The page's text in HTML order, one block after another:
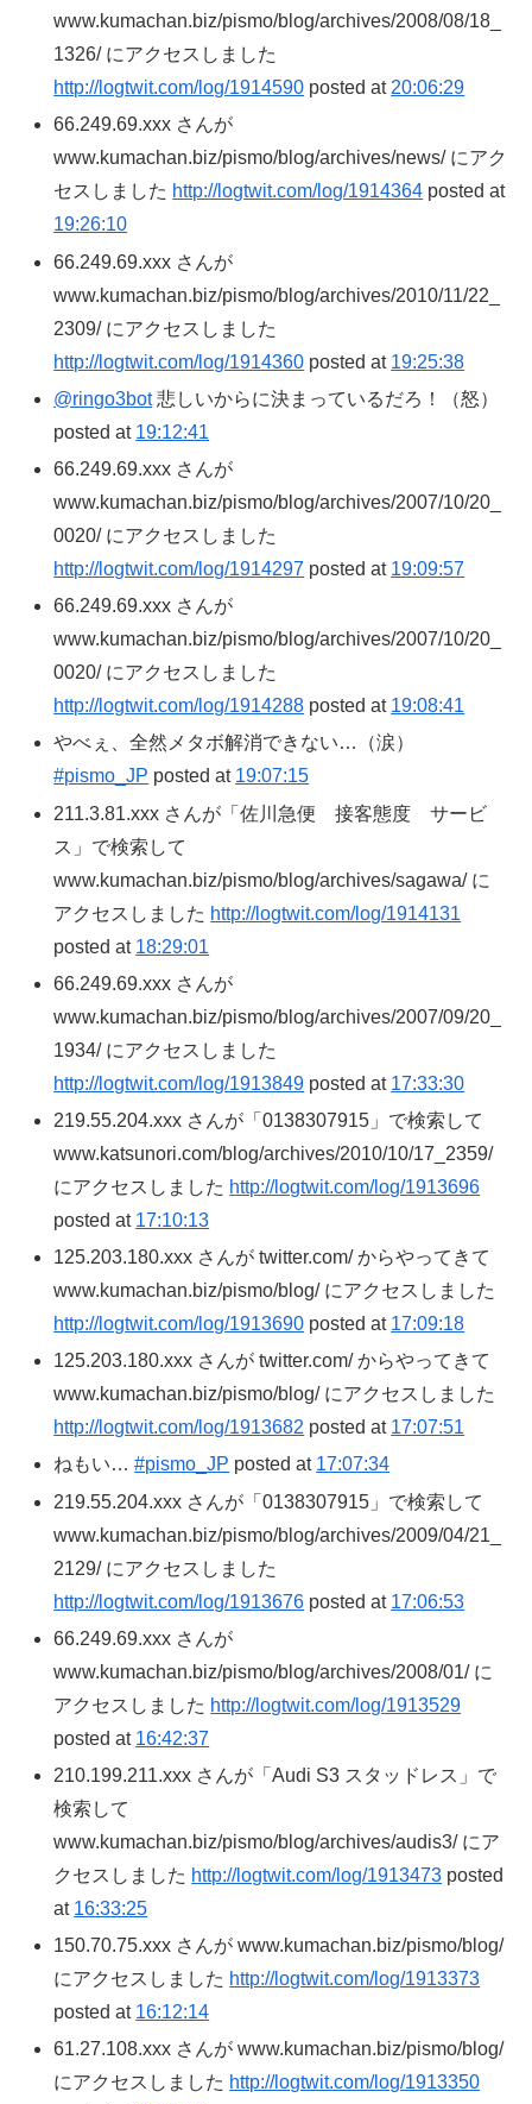
www.kumachan.biz/pismo/blog/archives/2008/08/18_
1326/ にアクセスしました
http://logtwit.com/log/1914590 posted at 20:06:29
66.249.69.xxx さんが
www.kumachan.biz/pismo/blog/archives/news/ にアク
セスしました http://logtwit.com/log/1914364 posted at
19:26:10
66.249.69.xxx さんが
www.kumachan.biz/pismo/blog/archives/2010/11/22_
2309/ にアクセスしました
http://logtwit.com/log/1914360 posted at 19:25:38
@ringo3bot悲しいからに決まっているだろ！（怒）
posted at 19:12:41
66.249.69.xxx さんが
www.kumachan.biz/pismo/blog/archives/2007/10/20_
0020/ にアクセスしました
http://logtwit.com/log/1914297 posted at 19:09:57
66.249.69.xxx さんが
www.kumachan.biz/pismo/blog/archives/2007/10/20_
0020/ にアクセスしました
http://logtwit.com/log/1914288 posted at 19:08:41
やべぇ、全然メタボ解消できない…（涙）
#pismo_JP posted at 19:07:15
211.3.81.xxx さんが「佐川急便 接客態度 サービ
ス」で検索して
www.kumachan.biz/pismo/blog/archives/sagawa/ に
アクセスしました http://logtwit.com/log/1914131
posted at 18:29:01
66.249.69.xxx さんが
www.kumachan.biz/pismo/blog/archives/2007/09/20_
1934/ にアクセスしました
http://logtwit.com/log/1913849 posted at 17:33:30
219.55.204.xxx さんが「0138307915」で検索して
www.katsunori.com/blog/archives/2010/10/17_2359/
にアクセスしました http://logtwit.com/log/1913696
posted at 17:10:13
125.203.180.xxx さんが twitter.com/ からやってきて
www.kumachan.biz/pismo/blog/ にアクセスしました
http://logtwit.com/log/1913690 posted at 17:09:18
125.203.180.xxx さんが twitter.com/ からやってきて
www.kumachan.biz/pismo/blog/ にアクセスしました
http://logtwit.com/log/1913682 posted at 17:07:51
ねもい…#pismo_JP posted at 17:07:34
219.55.204.xxx さんが「0138307915」で検索して
www.kumachan.biz/pismo/blog/archives/2009/04/21_
2129/ にアクセスしました
http://logtwit.com/log/1913676 posted at 17:06:53
66.249.69.xxx さんが
www.kumachan.biz/pismo/blog/archives/2008/01/ に
アクセスしました http://logtwit.com/log/1913529
posted at 16:42:37
210.199.211.xxx さんが「Audi S3 スタッドレス」で
検索して
www.kumachan.biz/pismo/blog/archives/audis3/ にア
クセスしました http://logtwit.com/log/1913473 posted
at 16:33:25
150.70.75.xxx さんが www.kumachan.biz/pismo/blog/
にアクセスしました http://logtwit.com/log/1913373
posted at 16:12:14
61.27.108.xxx さんが www.kumachan.biz/pismo/blog/
にアクセスしました http://logtwit.com/log/1913350